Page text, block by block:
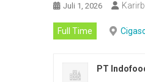
Juli 1, 2026
Full Time
PT